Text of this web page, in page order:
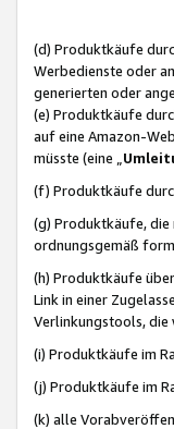
(d) Produktkäufe
Werbedienste oder
generierten oder
(e) Produktkäufe
auf eine Amazon-
müsste (eine „
(f) Produktkäufe
(g) Produktkäufe, die
ordnungsgemäß
(h) Produktkäufe
Link in einer
Verlinkungstools, die
(i) Produktkäufe im
(j) Produktkäufe im
(k) alle